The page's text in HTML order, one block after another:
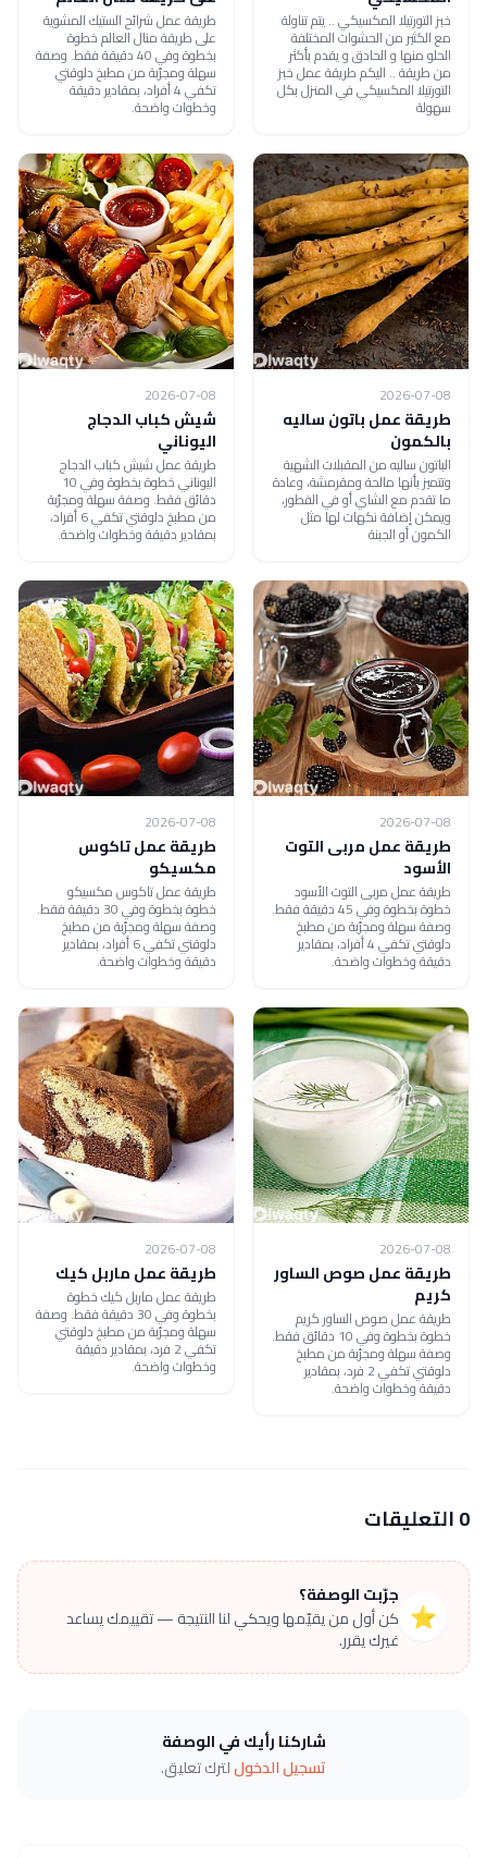
خبز التورتيلا المكسيكي .. يتم تناولة
مع الكثير من الحشوات المختلفة
الحلو منها و الحادق و يقدم بأكثر
من طريقة .. اليكم طريقة عمل خبز
التورتيلا المكسيكي في المنزل بكل
سهولة
طريقة عمل شرائح الستيك المشوية
على طريقة منال العالم خطوة
بخطوة وفي 40 دقيقة فقط. وصفة
سهلة ومجرّبة من مطبخ دلوقتي
تكفي 4 أفراد، بمقادير دقيقة
وخطوات واضحة.
2026-07-08
طريقة عمل باتون ساليه
بالكمون
الباتون ساليه من المقبلات الشهية
وتتميز بأنها مالحة ومقرمشة، وعادة
ما تقدم مع الشاي أو في الفطور،
ويمكن إضافة نكهات لها مثل
الكمون أو الجبنة
2026-07-08
شيش كباب الدجاج
اليوناني
طريقة عمل شيش كباب الدجاج
اليوناني خطوة بخطوة وفي 10
دقائق فقط. وصفة سهلة ومجرّبة
من مطبخ دلوقتي تكفي 6 أفراد،
بمقادير دقيقة وخطوات واضحة.
2026-07-08
طريقة عمل مربى التوت
الأسود
طريقة عمل مربى التوت الأسود
خطوة بخطوة وفي 45 دقيقة فقط.
وصفة سهلة ومجرّبة من مطبخ
دلوقتي تكفي 4 أفراد، بمقادير
دقيقة وخطوات واضحة.
2026-07-08
طريقة عمل تاكوس
مكسيكو
طريقة عمل تاكوس مكسيكو
خطوة بخطوة وفي 30 دقيقة فقط.
وصفة سهلة ومجرّبة من مطبخ
دلوقتي تكفي 6 أفراد، بمقادير
دقيقة وخطوات واضحة.
2026-07-08
طريقة عمل صوص الساور
كريم
طريقة عمل صوص الساور كريم
خطوة بخطوة وفي 10 دقائق فقط.
وصفة سهلة ومجرّبة من مطبخ
دلوقتي تكفي 2 فرد، بمقادير
دقيقة وخطوات واضحة.
2026-07-08
طريقة عمل ماربل كيك
طريقة عمل ماربل كيك خطوة
بخطوة وفي 30 دقيقة فقط. وصفة
سهلة ومجرّبة من مطبخ دلوقتي
تكفي 2 فرد، بمقادير دقيقة
وخطوات واضحة.
0 التعليقات
⭐
جرّبت الوصفة؟
كن أول من يقيّمها ويحكي لنا النتيجة — تقييمك يساعد
غيرك يقرر.
شاركنا رأيك في الوصفة
تسجيل الدخوللترك تعليق.